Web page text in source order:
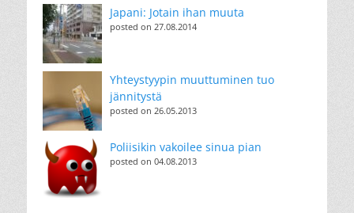
Japani: Jotain ihan muuta
posted on 27.08.2014
Yhteystyypin muuttuminen tuo
jännitystä
posted on 26.05.2013
Poliisikin vakoilee sinua pian
posted on 04.08.2013